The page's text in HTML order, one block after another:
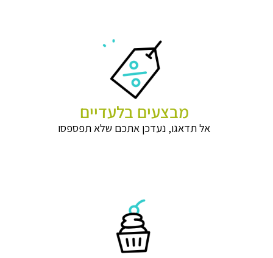
מבצעים בלעדיים
אל תדאגו, נעדכן אתכם שלא תפספסו